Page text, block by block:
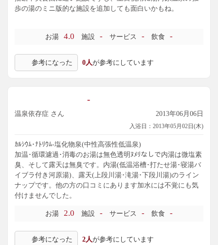
歩の湯のミニ版的な施設を追加しても面白いかもね。
お湯 4.0 施設 - サービス - 飲食 -
参考になった 0人が参考にしています
-
温泉依存症 さん 2013年06月06日
入浴日：2013年05月02日(木)
ｶﾙｼｳﾑ･ﾅﾄﾘｳﾑ-塩化物泉(中性高張性低温泉)
加温･循環濾過･消毒のお湯は無色透明ﾇﾒﾘなしで内湯は微塩素
臭、そして露天は無臭です。内湯(低温浴槽･打たせ湯･寝湯バ
イブラ付き河原湯)、露天(上段川湯･滝湯･下段川湯)のライン
ナップです。他の方の口コミにあります加水には不覚にも気
付けませんでした。
お湯 2.0 施設 - サービス - 飲食 -
参考になった 2人が参考にしています